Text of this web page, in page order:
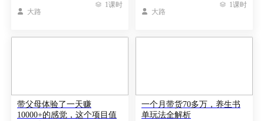
 大路
 1课时
 大路
 1课时
带父母体验了一天赚
10000+的感觉，这个项目值
一个月带货70多万，养生书
单玩法全解析